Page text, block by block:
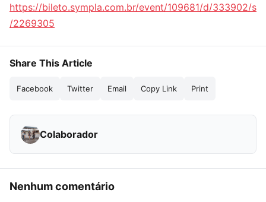
https://bileto.sympla.com.br/event/109681/d/333902/s
/2269305
Share This Article
Facebook Twitter Email Copy Link Print
Colaborador
Nenhum comentário